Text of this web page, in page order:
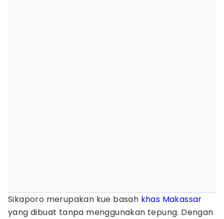
Sikaporo merupakan kue basah khas Makassar
yang dibuat tanpa menggunakan tepung. Dengan